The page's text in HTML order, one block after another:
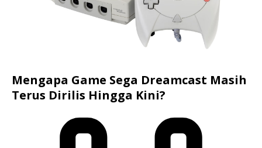
Mengapa Game Sega Dreamcast Masih
Terus Dirilis Hingga Kini?